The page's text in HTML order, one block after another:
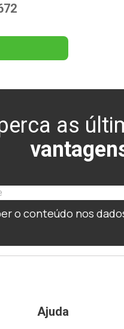
as
o conteúdo nos
Ajuda